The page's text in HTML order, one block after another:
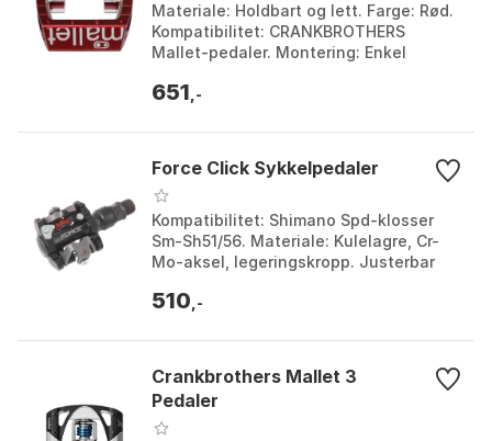
Materiale: Holdbart og lett. Farge: Rød.
Kompatibilitet: CRANKBROTHERS
Mallet-pedaler. Montering: Enkel
Size.
651 ,-
Force Click Sykkelpedaler
Kompatibilitet: Shimano Spd-klosser
Sm-Sh51/56. Materiale: Kulelagre, Cr-
Mo-aksel, legeringskropp. Justerbar
Farge: Black. St...
510 ,-
Crankbrothers Mallet 3
Pedaler